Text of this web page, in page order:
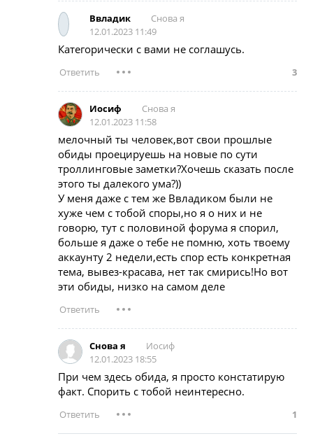
Ввладик
Снова я
12.01.2023 11:49
Категорически с вами не соглашусь.
3
Иoсиф
Снова я
12.01.2023 11:58
мелочный ты человек,вот свои прошлые
обиды проецируешь на новые по сути
троллинговые заметки?Хочешь сказать после
этого ты далекого ума?))
У меня даже с тем же Ввладиком были не
хуже чем с тобой споры,но я о них и не
говорю, тут с половиной форума я спорил,
больше я даже о тебе не помню, хоть твоему
аккаунту 2 недели,есть спор есть конкретная
тема, вывез-красава, нет так смирись!Но вот
эти обиды, низко на самом деле
Снова я
Иoсиф
12.01.2023 18:55
При чем здесь обида, я просто констатирую
факт. Спорить с тобой неинтересно.
1